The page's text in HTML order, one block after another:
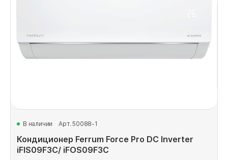
В наличии Арт. 50088-1
Кондиционер Ferrum Force Pro DC Inverter
iFIS09F3C/ iFOS09F3C